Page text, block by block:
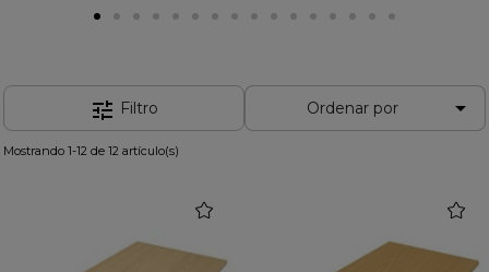
tune Filtro Ordenar por 
Mostrando 1-12 de 12 artículo(s)